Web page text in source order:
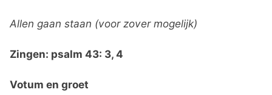
Allen gaan staan (voor zover mogelijk)
Zingen: psalm 43: 3, 4
Votum en groet